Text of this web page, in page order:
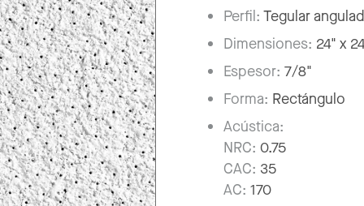
Perfil:Tegular
Dimensiones: 24" x
Espesor:7/8"
Forma: Rectángulo
Acústica:
NRC: 0.75
CAC: 35
AC: 170